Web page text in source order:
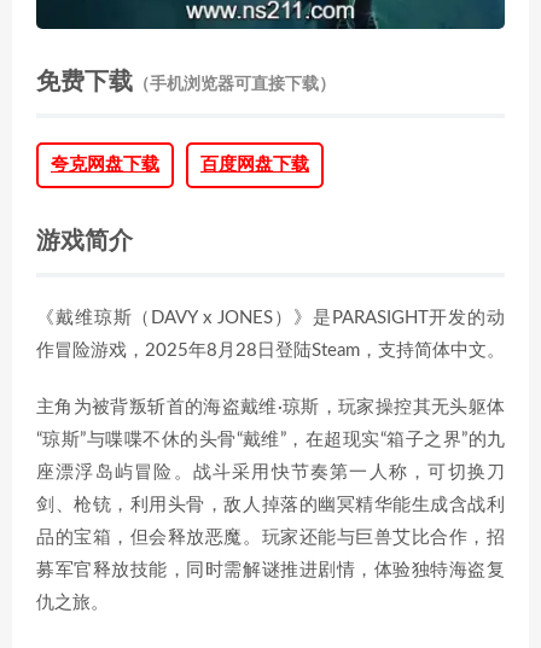
免费下载 （手机浏览器可直接下载）
夸克网盘下载 百度网盘下载
游戏简介
《戴维琼斯（DAVY x JONES）》是PARASIGHT开发的动
作冒险游戏，2025年8月28日登陆Steam，支持简体中文。
主角为被背叛斩首的海盗戴维·琼斯，玩家操控其无头躯体
“琼斯”与喋喋不休的头骨“戴维”，在超现实“箱子之界”的九
座漂浮岛屿冒险。战斗采用快节奏第一人称，可切换刀
剑、枪铳，利用头骨，敌人掉落的幽冥精华能生成含战利
品的宝箱，但会释放恶魔。玩家还能与巨兽艾比合作，招
募军官释放技能，同时需解谜推进剧情，体验独特海盗复
仇之旅。